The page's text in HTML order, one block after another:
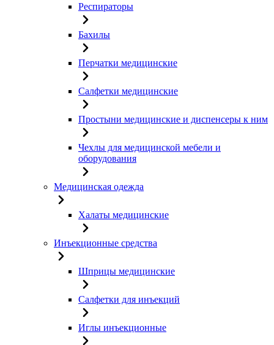
Респираторы
Бахилы
Перчатки медицинские
Салфетки медицинские
Простыни медицинские и диспенсеры к ним
Чехлы для медицинской мебели и
оборудования
Медицинская одежда
Халаты медицинские
Инъекционные средства
Шприцы медицинские
Салфетки для инъекций
Иглы инъекционные